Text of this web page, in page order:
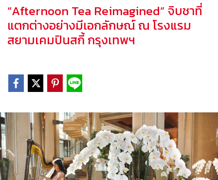
“Afternoon Tea Reimagined” จิบชาที่
แตกต่างอย่างมีเอกลักษณ์ ณ โรงแรม
สยามเคมปินสกี้ กรุงเทพฯ